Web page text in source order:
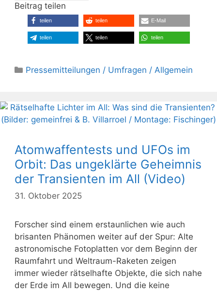
Beitrag teilen
teilen teilen E-Mail
teilen teilen teilen
Kategorien
Pressemitteilungen / Umfragen / Allgemein
Atomwaffentests und UFOs im
Orbit: Das ungeklärte Geheimnis
der Transienten im All (Video)
31. Oktober 2025
Forscher sind einem erstaunlichen wie auch
brisanten Phänomen weiter auf der Spur: Alte
astronomische Fotoplatten vor dem Beginn der
Raumfahrt und Weltraum-Raketen zeigen
immer wieder rätselhafte Objekte, die sich nahe
der Erde im All bewegen. Und die keine